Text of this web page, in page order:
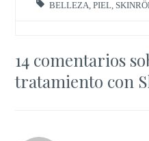
BELLEZA ,PIEL
14 comentarios
tratamiento con